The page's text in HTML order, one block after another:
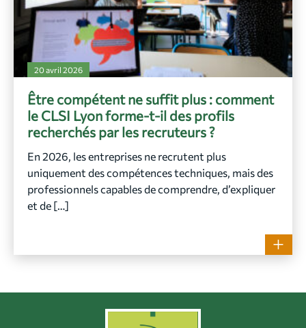
20 avril 2026
Être compétent ne suffit plus : comment
le CLSI Lyon forme-t-il des profils
recherchés par les recruteurs ?
En 2026, les entreprises ne recrutent plus
uniquement des compétences techniques, mais des
professionnels capables de comprendre, d’expliquer
et de […]